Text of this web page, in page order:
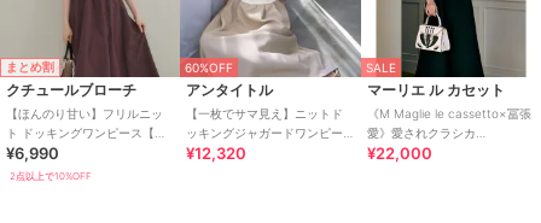
まとめ割
クチュールブローチ
【ほんのり甘い】フリルニッ
ト ドッキングワンピース【洗
濯機可】
¥6,990
2点以上で10%OFF
60%OFF
アンタイトル
【一枚でサマ見え】ニットド
ッキングジャガードワンピー
ス
¥12,320
SALE
マーリエ ル カセット
《M Maglie le cassetto×冨張
愛》愛されクラシカ
ル“Lace”ニットワンピース｜
¥22,000